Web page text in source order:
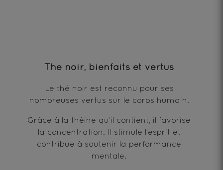
Thé noir, bienfaits et vertus
Le thé noir est reconnu pour ses
nombreuses vertus sur le corps humain.
Grâce à la théine qu’il contient, il favorise
la concentration. Il stimule l’esprit et
contribue à soutenir la performance
mentale.